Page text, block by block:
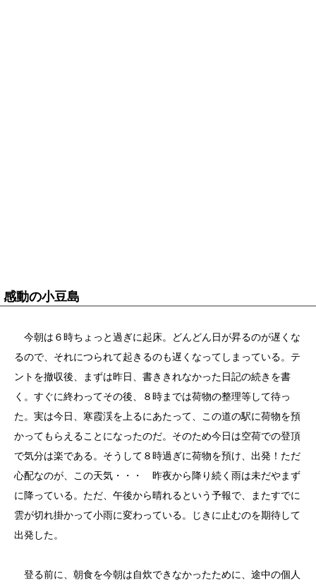
感動の小豆島
今朝は６時ちょっと過ぎに起床。どんどん日が昇るのが遅くな
るので、それにつられて起きるのも遅くなってしまっている。テ
ントを撤収後、まずは昨日、書ききれなかった日記の続きを書
く。すぐに終わってその後、８時までは荷物の整理等して待っ
た。実は今日、寒霞渓を上るにあたって、この道の駅に荷物を預
かってもらえることになったのだ。そのため今日は空荷での登頂
で気分は楽である。そうして８時過ぎに荷物を預け、出発！ただ
心配なのが、この天気・・・ 昨夜から降り続く雨は未だやまず
に降っている。ただ、午後から晴れるという予報で、またすでに
雲が切れ掛かって小雨に変わっている。じきに止むのを期待して
出発した。
登る前に、朝食を今朝は自炊できなかったために、途中の個人